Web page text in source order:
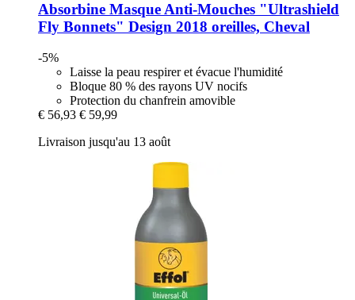
Absorbine Masque Anti-​Mouches "Ultrashield
Fly Bonnets" Design 2018 oreilles, Cheval
-5%
Laisse la peau respirer et évacue l'humidité
Bloque 80 % des rayons UV nocifs
Protection du chanfrein amovible
€ 56,93 € 59,99
Livraison jusqu'au 13 août